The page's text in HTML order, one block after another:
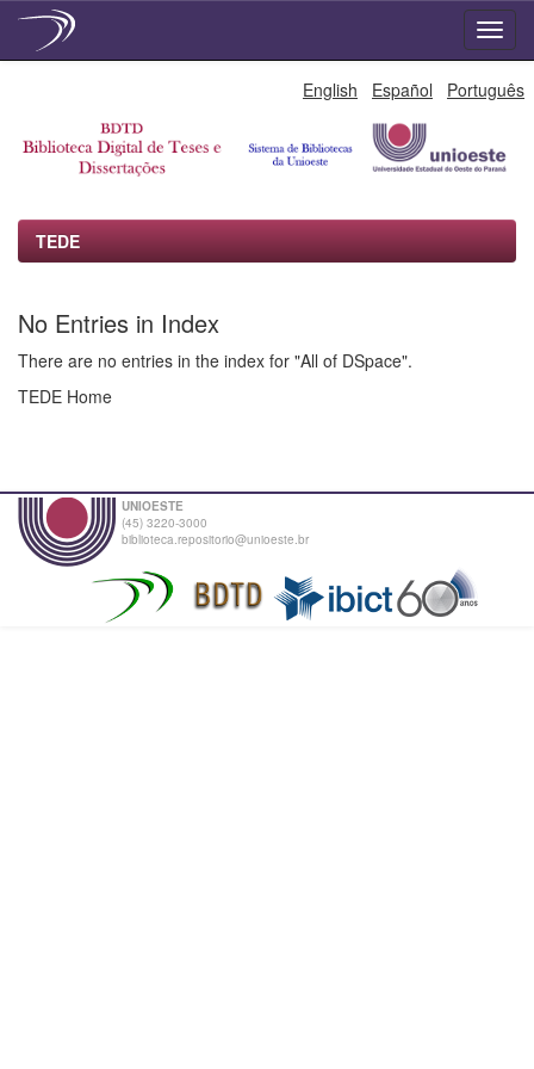
English Español Português
TEDE
No Entries in Index
There are no entries in the index for "All of DSpace".
TEDE Home
UNIOESTE
(45) 3220-3000
biblioteca.repositorio@unioeste.br